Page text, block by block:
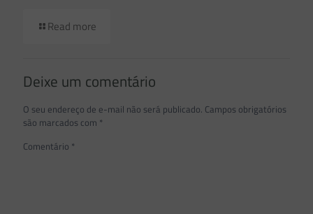
Read more
Deixe um comentário
O seu endereço de e-mail não será publicado. Campos obrigatórios
são marcados com *
Comentário *